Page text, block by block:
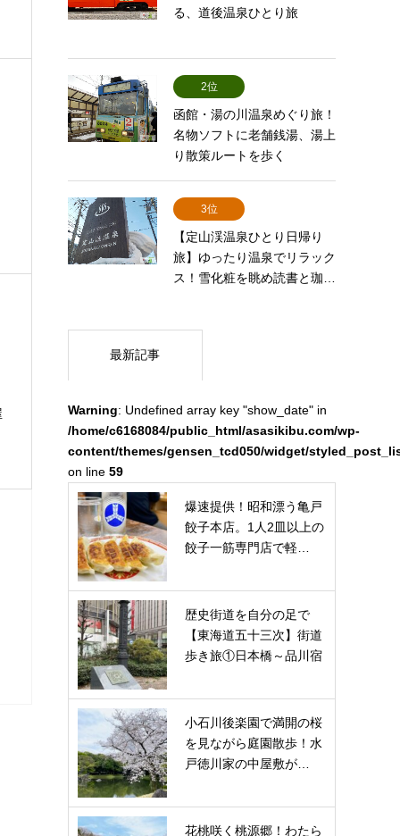
る、道後温泉ひとり旅
2位
函館・湯の川温泉めぐり旅！
名物ソフトに老舗銭湯、湯上
り散策ルートを歩く
3位
【定山渓温泉ひとり日帰り
旅】ゆったり温泉でリラック
ス！雪化粧を眺め読書と珈…
最新記事
Warning: Undefined array key "show_date" in
/home/c6168084/public_html/asasikibu.com/wp-
content/themes/gensen_tcd050/widget/
on line 59
爆速提供！昭和漂う亀戸
餃子本店。1人2皿以上の
餃子一筋専門店で軽…
歴史街道を自分の足で
【東海道五十三次】街道
歩き旅①日本橋～品川宿
小石川後楽園で満開の桜
を見ながら庭園散歩！水
戸徳川家の中屋敷が…
花桃咲く桃源郷！わたら